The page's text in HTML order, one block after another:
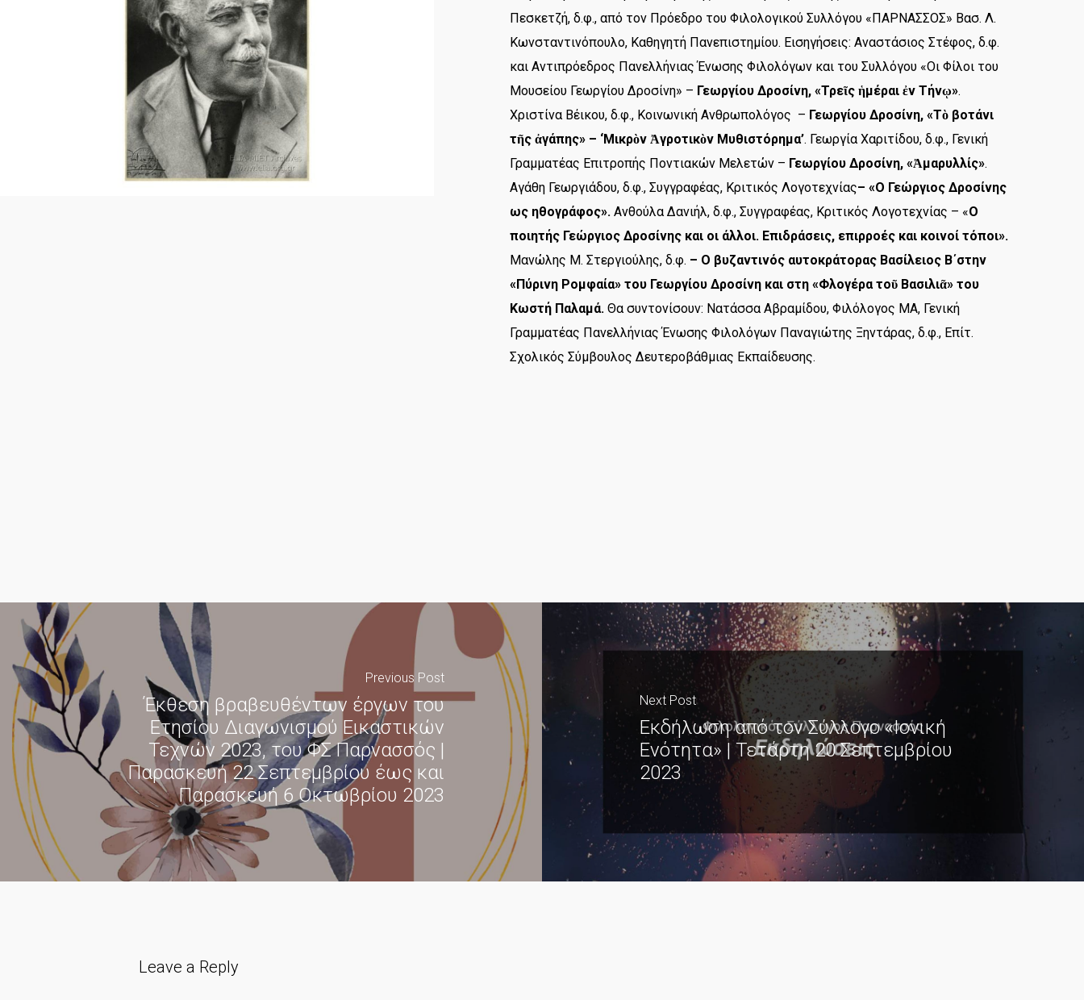
Πεσκετζή, δ.φ., από τον Πρόεδρο του Φιλολογικού Συλλόγου «ΠΑΡΝΑΣΣΟΣ» Βασ. Λ.
Κωνσταντινόπουλο, Καθηγητή Πανεπιστημίου. Εισηγήσεις: Αναστάσιος Στέφος, δ.φ.
και Αντιπρόεδρος Πανελλήνιας Ένωσης Φιλολόγων και του Συλλόγου «Οι Φίλοι του
Μουσείου Γεωργίου Δροσίνη» – Γεωργίου Δροσίνη, «Τρεῖς ἡμέραι ἐν Τήνῳ».
Χριστίνα Βέικου, δ.φ., Κοινωνική Ανθρωπολόγος – Γεωργίου Δροσίνη, «Τὸ βοτάνι
τῆς ἀγάπης» – ‘Μικρὸν Ἀγροτικὸν Μυθιστόρημα’. Γεωργία Χαριτίδου, δ.φ., Γενική
Γραμματέας Επιτροπής Ποντιακών Μελετών – Γεωργίου Δροσίνη, «Ἀμαρυλλίς».
Αγάθη Γεωργιάδου, δ.φ., Συγγραφέας, Κριτικός Λογοτεχνίας– «Ο Γεώργιος Δροσίνης
ως ηθογράφος». Ανθούλα Δανιήλ, δ.φ., Συγγραφέας, Κριτικός Λογοτεχνίας – «Ο
ποιητής Γεώργιος Δροσίνης και οι άλλοι. Επιδράσεις, επιρροές και κοινοί τόποι».
Μανώλης Μ. Στεργιούλης, δ.φ. – Ο βυζαντινός αυτοκράτορας Βασίλειος Β΄στην
«Πύρινη Ρομφαία» του Γεωργίου Δροσίνη και στη «Φλογέρα τοῦ Βασιλιᾶ» του
Κωστή Παλαμά. Θα συντονίσουν: Νατάσσα Αβραμίδου, Φιλόλογος ΜΑ, Γενική
Γραμματέας Πανελλήνιας Ένωσης Φιλολόγων Παναγιώτης Ξηντάρας, δ.φ., Επίτ.
Σχολικός Σύμβουλος Δευτεροβάθμιας Εκπαίδευσης.
Previous Post
Έκθεση βραβευθέντων έργων του
Ετησίου Διαγωνισμού Εικαστικών
Τεχνών 2023, του ΦΣ Παρνασσός |
Παρασκευή 22 Σεπτεμβρίου έως και
Παρασκευή 6 Οκτωβρίου 2023
Next Post
Εκδήλωση από τον Σύλλογο «Ιονική
Ενότητα» | Τετάρτη 20 Σεπτεμβρίου
2023
Leave a Reply